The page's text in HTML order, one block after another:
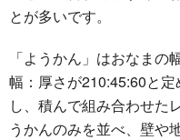
とが多いです。
「ようかん」はおなまの
幅：厚さが210:45:60と
し、積んで組み合わせた
うかんのみを並べ、壁や